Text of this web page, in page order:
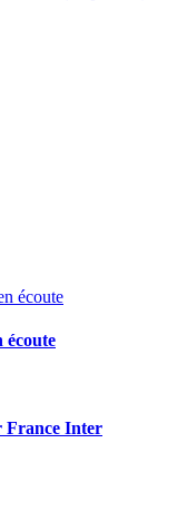
écoute
France Inter